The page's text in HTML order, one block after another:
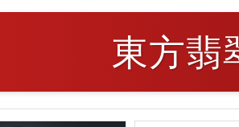
東方翡